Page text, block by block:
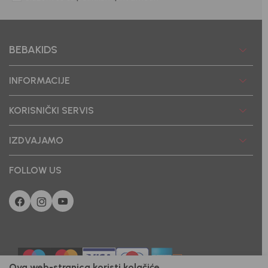
BEBAKIDS
INFORMACIJE
KORISNIČKI SERVIS
IZDVAJAMO
FOLLOW US